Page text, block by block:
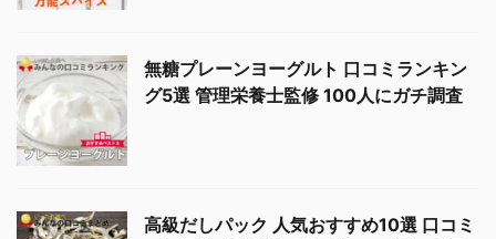
無糖プレーンヨーグルト 口コミランキン
グ5選 管理栄養士監修 100人にガチ調査
高級だしパック 人気おすすめ10選 口コミ